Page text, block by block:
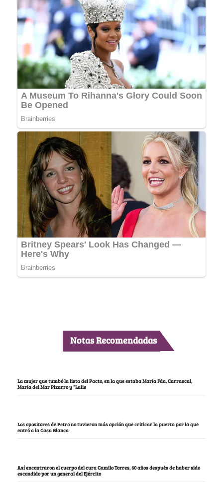
Notas Recomendadas
La mujer que tumbó la lista del Pacto, en la que estaba María Fda. Carrascal,
María del Mar Pizarro y “Lalis
Los opositores de Petro no tuvieron más opción que criticar la puerta por la que
entró a la Casa Blanca
Así encontraron el cuerpo del cura Camilo Torres, 60 años después de haber sido
escondido por un general del Ejército